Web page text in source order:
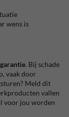
wens is
. Bij schade
vaak door
Meld dit
vallen
voor jou worden